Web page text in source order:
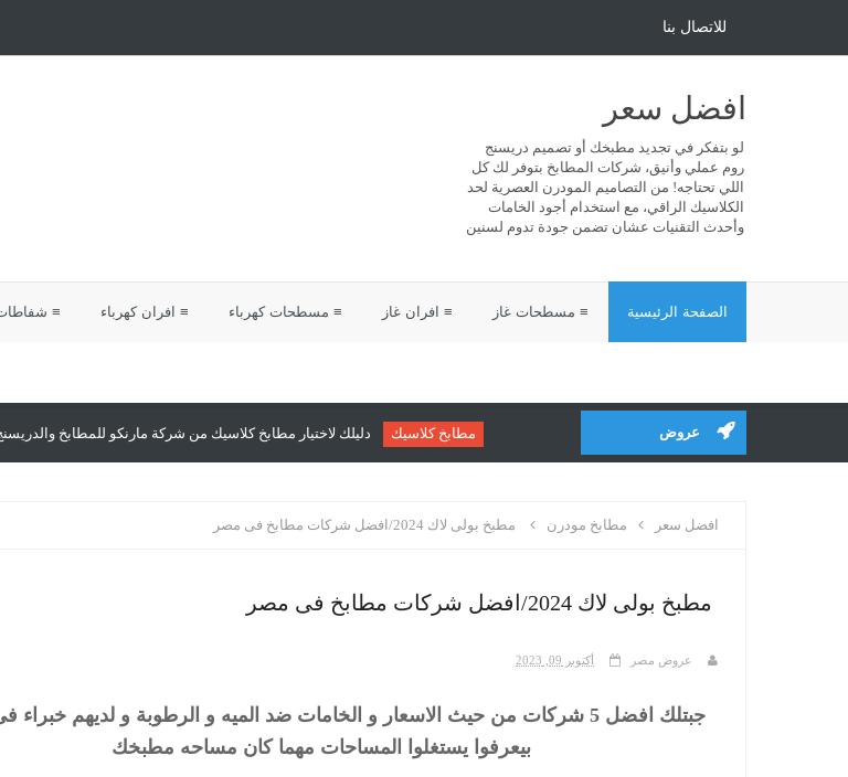
للاتصال بنا
افضل سعر
لو بتفكر في تجديد مطبخك أو تصميم دريسنج
روم عملي وأنيق، شركات المطابخ بتوفر لك كل
اللي تحتاجه! من التصاميم المودرن العصرية لحد
الكلاسيك الراقي، مع استخدام أجود الخامات
وأحدث التقنيات عشان تضمن جودة تدوم لسنين
الصفحة الرئيسية ≡ مسطحات غاز ≡ افران غاز ≡ مسطحات كهرباء ≡ افران كهرباء ≡ شفاطات 60
عروض مطابخ كلاسيك دليلك لاختيار مطابخ كلاسيك من شركة مارنكو للمطابخ والدريسنج روم
افضل سعر مطابخ مودرن مطبخ بولى لاك 2024/افضل شركات مطابخ فى مصر
مطبخ بولى لاك 2024/افضل شركات مطابخ فى مصر
عروض مصر أكتوبر 09, 2023
جبتلك افضل 5 شركات من حيث الاسعار و الخامات ضد الميه و الرطوبة و لديهم خبراء
بيعرفوا يستغلوا المساحات مهما كان مساحه مطبخك